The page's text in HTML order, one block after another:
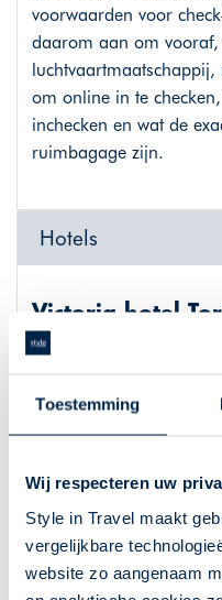
Toestemming
Wij respecteren uw
Style in Travel maakt
vergelijkbare
website zo aangenaam
voorwaarden voor
daarom aan om vooraf,
om online in te
inchecken en wat de
ruimbagage zijn.
Hotels
Victoria hotel
Het Victoria hotel ligt in
en biedt kamers met
zich een betaalde
ook het ontbijt wordt
genieten van het
gebruik maken van de